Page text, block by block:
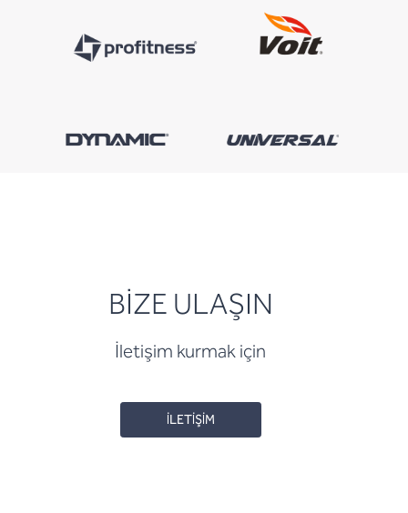
BİZE ULAŞIN
İletişim kurmak için
İLETİŞİM